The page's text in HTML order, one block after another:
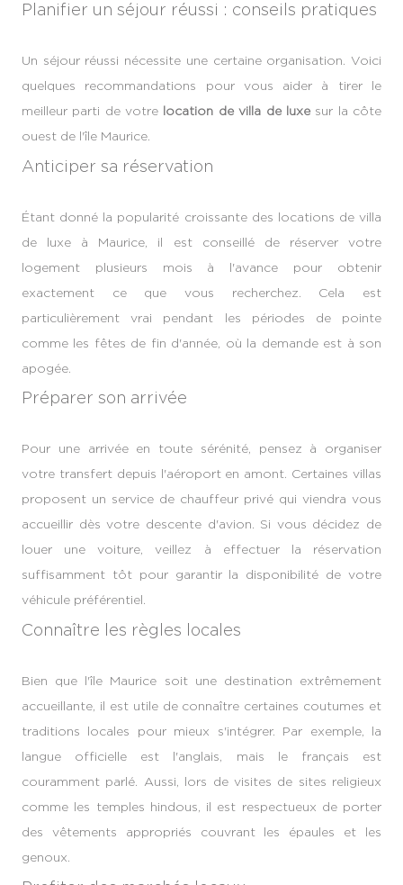
Planifier un séjour réussi : conseils pratiques
Un séjour réussi nécessite une certaine organisation. Voici
quelques recommandations pour vous aider à tirer le
meilleur parti de votre location de villa de luxesur la côte
ouest de l'île Maurice.
Anticiper sa réservation
Étant donné la popularité croissante des locations de villa
de luxe à Maurice, il est conseillé de réserver votre
logement plusieurs mois à l'avance pour obtenir
exactement ce que vous recherchez. Cela est
particulièrement vrai pendant les périodes de pointe
comme les fêtes de fin d'année, où la demande est à son
apogée.
Préparer son arrivée
Pour une arrivée en toute sérénité, pensez à organiser
votre transfert depuis l'aéroport en amont. Certaines villas
proposent un service de chauffeur privé qui viendra vous
accueillir dès votre descente d'avion. Si vous décidez de
louer une voiture, veillez à effectuer la réservation
suffisamment tôt pour garantir la disponibilité de votre
véhicule préférentiel.
Connaître les règles locales
Bien que l'île Maurice soit une destination extrêmement
accueillante, il est utile de connaître certaines coutumes et
traditions locales pour mieux s'intégrer. Par exemple, la
langue officielle est l'anglais, mais le français est
couramment parlé. Aussi, lors de visites de sites religieux
comme les temples hindous, il est respectueux de porter
des vêtements appropriés couvrant les épaules et les
genoux.